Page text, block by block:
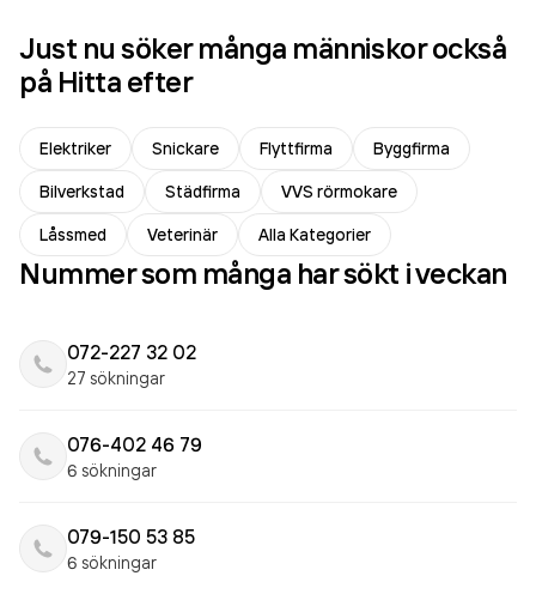
Just nu söker många människor också
på Hitta efter
Elektriker Snickare Flyttfirma
Byggfirma
Bilverkstad
Städfirma
VVS rörmokare
Låssmed
Veterinär Alla Kategorier
Nummer som många har sökt i veckan
072-227 32 02
27 sökningar
076-402 46 79
6 sökningar
079-150 53 85
6 sökningar